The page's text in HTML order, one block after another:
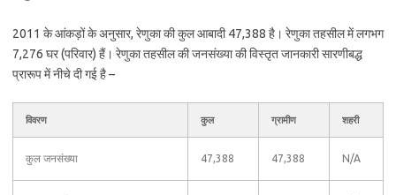
2011 के आंकड़ों के अनुसार, रेणुका की कुल आबादी 47,388 है। रेणुका तहसील में लगभग
7,276 घर (परिवार) हैं। रेणुका तहसील की जनसंख्या की विस्तृत जानकारी सारणीबद्ध
प्रारूप में नीचे दी गई है –
विवरण कुल ग्रामीण शहरी
कुल जनसंख्या 47,388 47,388 N/A